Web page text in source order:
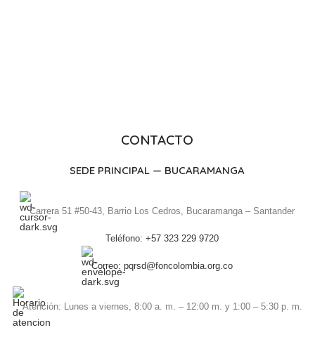
CONTACTO
SEDE PRINCIPAL — BUCARAMANGA
Carrera 51 #50-43, Barrio Los Cedros, Bucaramanga – Santander
Teléfono: +57 323 229 9720
Correo: pqrsd@foncolombia.org.co
Atención: Lunes a viernes, 8:00 a. m. – 12:00 m. y 1:00 – 5:30 p. m.